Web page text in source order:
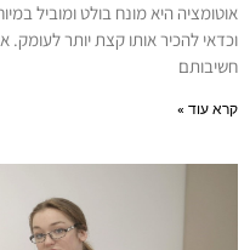
אוטומציה היא מונח בולט ומוביל
וכדאי להכיר אותו קצת יותר לעומק.
חשיבותם
קרא עוד »